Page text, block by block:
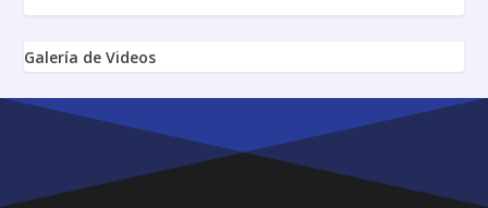
Galería de Videos